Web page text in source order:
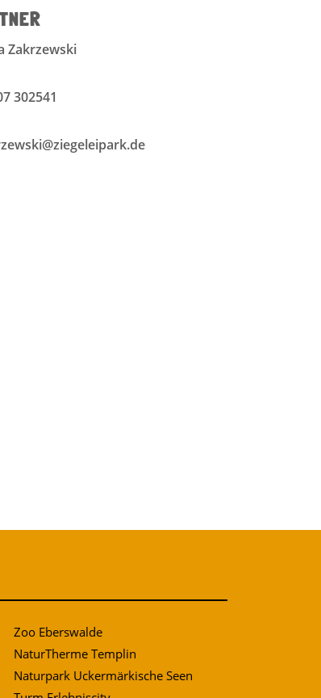
Zakrzewski
302541
Zoo Eberswalde
NaturTherme Templin
Naturpark Uckermärkische Seen